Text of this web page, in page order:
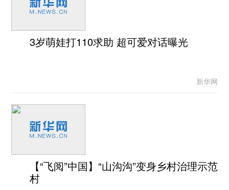
3岁萌娃打110求助 超可爱对话曝光
新华网
【“飞阅”中国】“山沟沟”变身乡村治理示范
村